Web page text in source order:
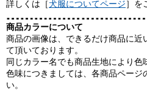
詳しくは［犬服についてページ］を
商品カラーについて
商品の画像は、できるだけ商品に
て頂いております。
同じカラー名でも商品生地により色
色味につきましては、各商品ページ
い。